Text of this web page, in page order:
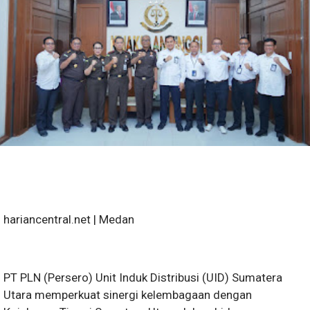
hariancentral.net | Medan
PT PLN (Persero) Unit Induk Distribusi (UID) Sumatera
Utara memperkuat sinergi kelembagaan dengan